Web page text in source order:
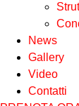
News
Gallery
Video
Contatti